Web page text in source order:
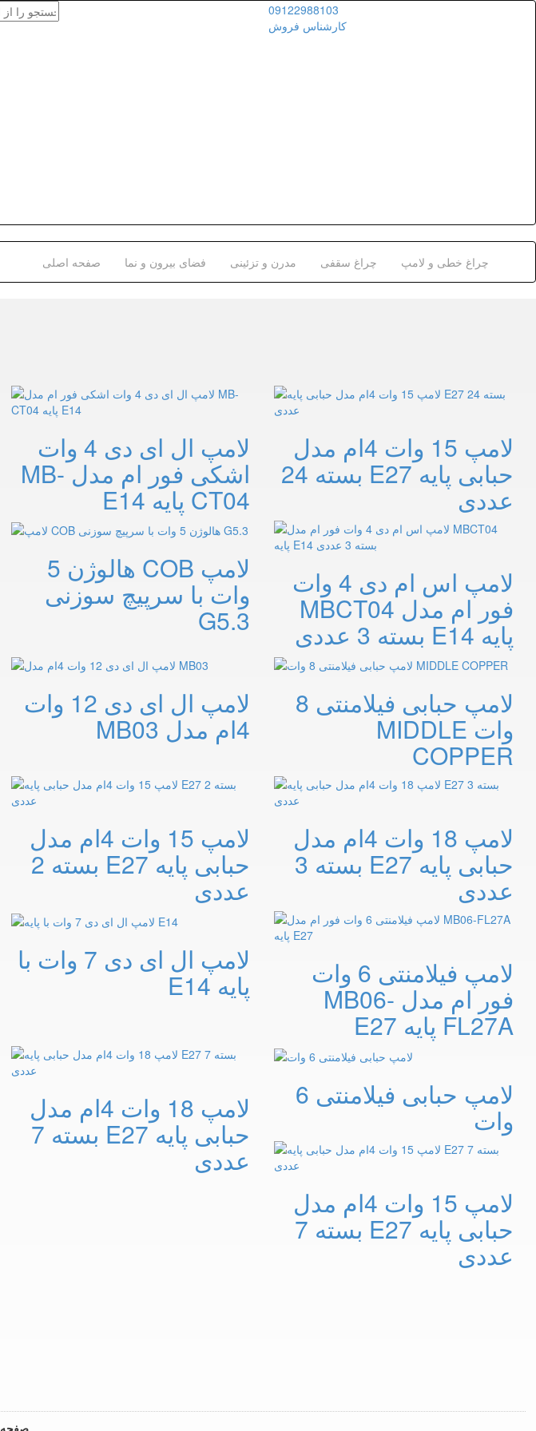
09122988103
کارشناس فروش
صفحه اصلی فضای بیرون و نما مدرن و تزئینی چراغ سقفی چراغ خطی و لامپ
لامپ ال ای دی 4 وات
اشکی فور ام مدل MB-
CT04 پایه E14
لامپ 15 وات 4ام مدل
حبابی پایه E27 بسته 24
عددی
لامپ COB هالوژن 5
وات با سرپیچ سوزنی
G5.3
لامپ اس ام دی 4 وات
فور ام مدل MBCT04
پایه E14 بسته 3 عددی
لامپ ال ای دی 12 وات
4ام مدل MB03
لامپ حبابی فیلامنتی 8
وات MIDDLE
COPPER
لامپ 15 وات 4ام مدل
حبابی پایه E27 بسته 2
عددی
لامپ 18 وات 4ام مدل
حبابی پایه E27 بسته 3
عددی
لامپ ال ای دی 7 وات با
پایه E14 لامپ فیلامنتی 6 وات
فور ام مدل MB06-
FL27A پایه E27
لامپ 18 وات 4ام مدل
حبابی پایه E27 بسته 7
عددی
لامپ حبابی فیلامنتی 6
وات
لامپ 15 وات 4ام مدل
حبابی پایه E27 بسته 7
عددی
صفحه 1 از 4